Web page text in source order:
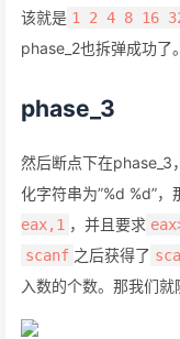
该就是 1 2 4 8 16
phase_2也拆弹成功了。
phase_3
然后断点下在phase_3
化字符串为”%d %d”
eax,1 ，并且要求
scanf 之后获得了
入数的个数。那我们就